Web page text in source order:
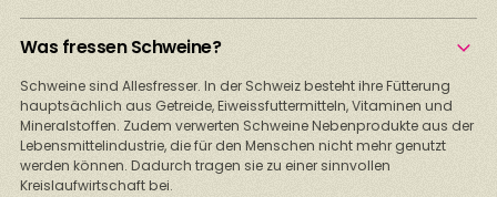
Was fressen Schweine?
Schweine sind Allesfresser. In der Schweiz besteht ihre Fütterung
hauptsächlich aus Getreide, Eiweissfuttermitteln, Vitaminen und
Mineralstoffen. Zudem verwerten Schweine Nebenprodukte aus der
Lebensmittelindustrie, die für den Menschen nicht mehr genutzt
werden können. Dadurch tragen sie zu einer sinnvollen
Kreislaufwirtschaft bei.